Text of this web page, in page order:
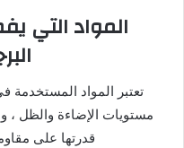
المواد التي
تعتبر المواد المستخدمة
مستويات الإضاءة والظل ،
قدرتها على